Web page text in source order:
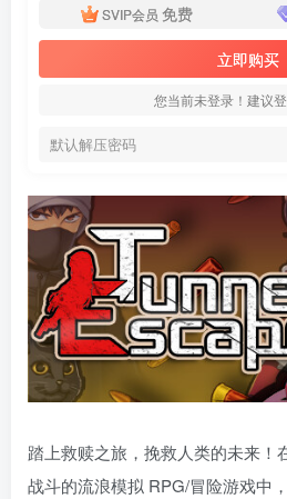
SVIP会员 免费
立即购买
您当前未登录！建议
默认解压密码
踏上救赎之旅，挽救人类的未来！
战斗的流浪模拟 RPG/冒险游戏中